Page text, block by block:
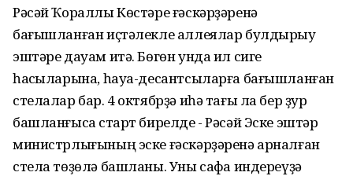
Рәсәй Ҡораллы Көстәре ғәскәрҙәренә
бағышланған иҫтәлекле аллеялар булдырыу
эштәре дауам итә. Бөгөн унда ил сиге
һаҡсыларына, һауа-десантсыларға бағышланған
стелалар бар. 4 октябрҙә иһә тағы ла бер ҙур
башланғысҡа старт бирелде - Рәсәй Эске эштәр
министрлығының эске ғәскәрҙәренә арналған
стела төҙөлә башланы. Уны сафҡа индереүҙә